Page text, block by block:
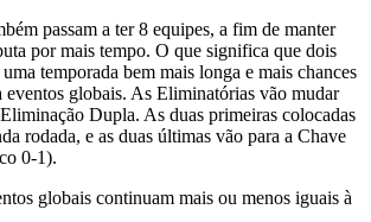
passam a ter 8 equipes, a fim de manter
por mais tempo. O que significa que dois
temporada bem mais longa e mais chances
eventos globais. As Eliminatórias vão mudar
Dupla. As duas primeiras colocadas
rodada, e as duas últimas vão para a Chave
0-1).
globais continuam mais ou menos iguais à